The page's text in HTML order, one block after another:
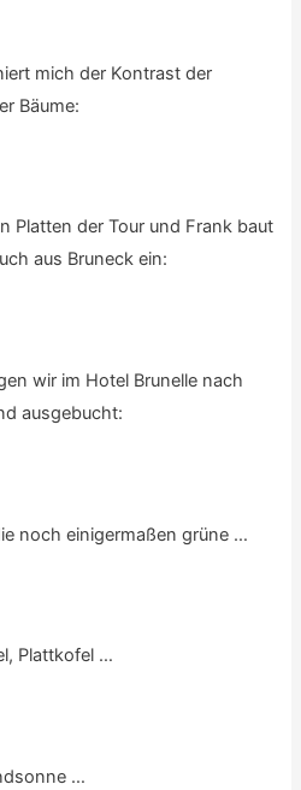
mich der Kontrast der
Bäume:
Platten der Tour und Frank baut
aus Bruneck ein:
wir im Hotel Brunelle nach
ausgebucht:
noch einigermaßen grüne …
Plattkofel …
…